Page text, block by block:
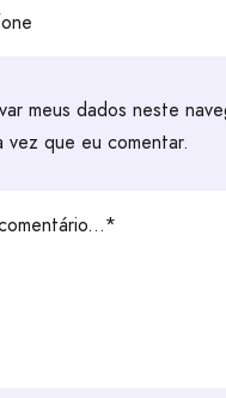
meus dados neste
vez que eu comentar.